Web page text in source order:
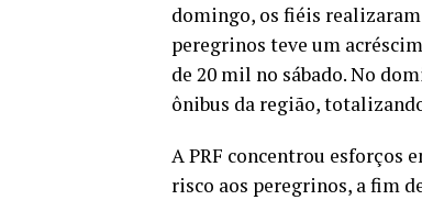
domingo, os fiéis
peregrinos teve um
de 20 mil no sábado. No
ônibus da região,
A PRF concentrou esforços
risco aos peregrinos, a fim